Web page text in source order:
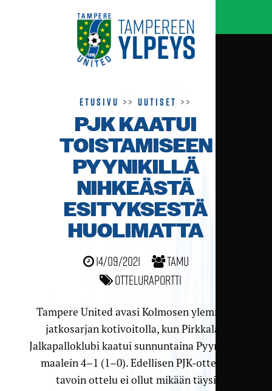
Etusivu >>Uutiset >>
PJK KAATUI
TOISTAMISEEN
PYYNIKILLÄ
NIHKEÄSTÄ
ESITYKSESTÄ
HUOLIMATTA
14/09/2021
TamU
Otteluraportti
Tampere United avasi Kolmosen ylemmän
jatkosarjan kotivoitolla, kun Pirkkalan
Jalkapalloklubi kaatui sunnuntaina Pyynikillä
maalein 4–1 (1–0). Edellisen PJK-ottelun
tavoin ottelu ei ollut mikään täysi